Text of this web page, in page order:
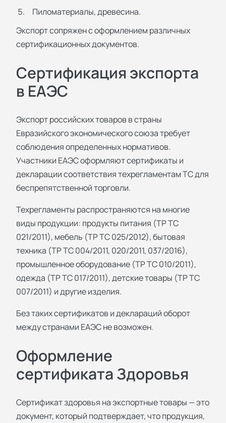
Пиломатериалы, древесина.
Экспорт сопряжен с оформлением различных
сертификационных документов.
Сертификация экспорта
в ЕАЭС
Экспорт российских товаров в страны
Евразийского экономического союза требует
соблюдения определенных нормативов.
Участники ЕАЭС оформляют сертификаты и
декларации соответствия техрегламентам ТС для
беспрепятственной торговли.
Техрегламенты распространяются на многие
виды продукции: продукты питания (ТР ТС
021/2011), мебель (ТР ТС 025/2012), бытовая
техника (ТР ТС 004/2011, 020/2011, 037/2016),
промышленное оборудование (ТР ТС 010/2011),
одежда (ТР ТС 017/2011), детские товары (ТР ТС
007/2011) и другие изделия.
Без таких сертификатов и деклараций оборот
между странами ЕАЭС не возможен.
Оформление
сертификата Здоровья
Сертификат здоровья на экспортные товары — это
документ, который подтверждает, что продукция,